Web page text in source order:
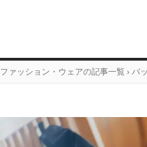
ファッション・ウェアの記事一覧 › バ